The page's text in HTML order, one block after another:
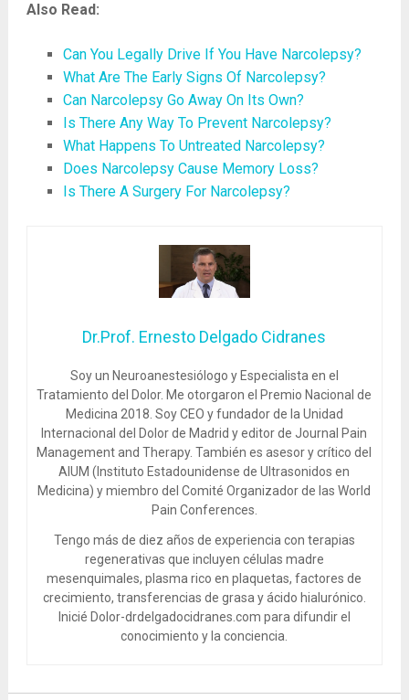
Also Read:
Can You Legally Drive If You Have Narcolepsy?
What Are The Early Signs Of Narcolepsy?
Can Narcolepsy Go Away On Its Own?
Is There Any Way To Prevent Narcolepsy?
What Happens To Untreated Narcolepsy?
Does Narcolepsy Cause Memory Loss?
Is There A Surgery For Narcolepsy?
Dr.Prof. Ernesto Delgado Cidranes
Soy un Neuroanestesiólogo y Especialista en el
Tratamiento del Dolor. Me otorgaron el Premio Nacional de
Medicina 2018. Soy CEO y fundador de la Unidad
Internacional del Dolor de Madrid y editor de Journal Pain
Management and Therapy. También es asesor y crítico del
AIUM (Instituto Estadounidense de Ultrasonidos en
Medicina) y miembro del Comité Organizador de las World
Pain Conferences.
Tengo más de diez años de experiencia con terapias
regenerativas que incluyen células madre
mesenquimales, plasma rico en plaquetas, factores de
crecimiento, transferencias de grasa y ácido hialurónico.
Inicié Dolor-drdelgadocidranes.com para difundir el
conocimiento y la conciencia.